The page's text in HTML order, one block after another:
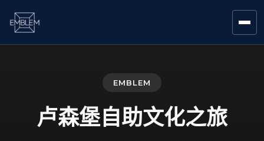
EMBLEM
卢森堡自助文化之旅